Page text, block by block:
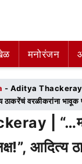
मनोरंजन
मनोरंजन
- Aditya Thackeray |
ठाकरेंचं वरळीकरांना भावूक
|
आदित्य